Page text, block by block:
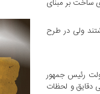
ساخت بر مبنای
ولی در طرح
در این دولت رئیس جمهور
دقایق و لحظات